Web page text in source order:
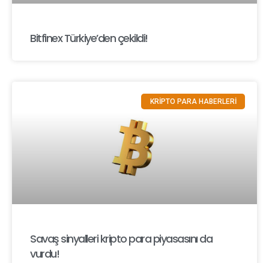
Bitfinex Türkiye’den çekildi!
KRİPTO PARA HABERLERİ
Savaş sinyalleri kripto para piyasasını da
vurdu!